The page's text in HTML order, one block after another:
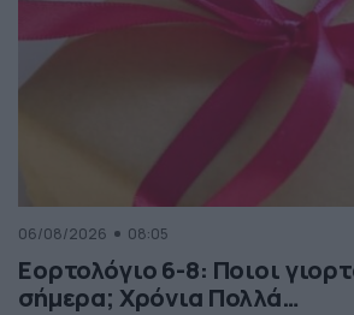
06/08/2026 08:05
Εορτολόγιο 6-8: Ποιοι
σήμερα; Χρόνια Πολλά…